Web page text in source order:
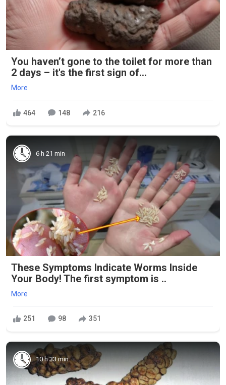
You haven’t gone to the toilet for more than
2 days – it's the first sign of...
More
464 148 216
6 h 21 min
These Symptoms Indicate Worms Inside
Your Body! The first symptom is ..
More
251 98 351
10 h 33 min